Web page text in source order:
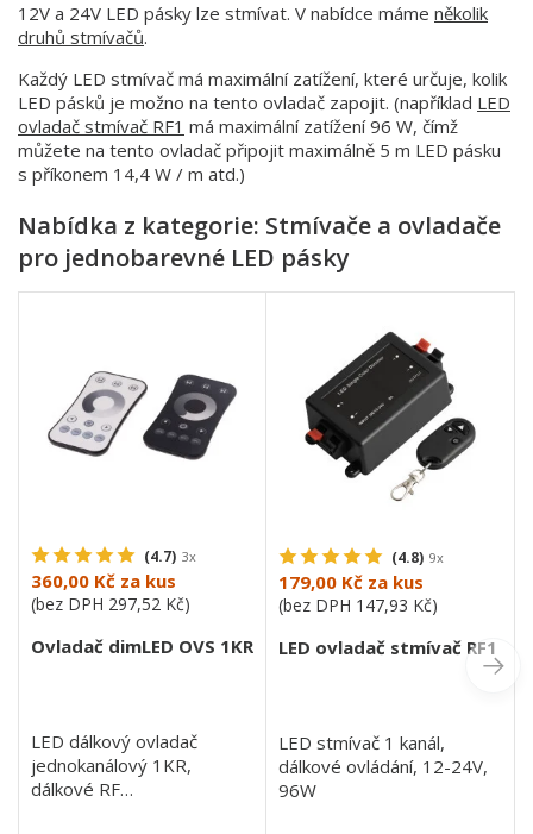
12V a 24V LED pásky lze stmívat. V nabídce máme několik
druhů stmívačů.
Každý LED stmívač má maximální zatížení, které určuje, kolik
LED pásků je možno na tento ovladač zapojit. (například LED
ovladač stmívač RF1 má maximální zatížení 96 W, čímž
můžete na tento ovladač připojit maximálně 5 m LED pásku
s příkonem 14,4 W / m atd.)
Nabídka z kategorie: Stmívače a ovladače
pro jednobarevné LED pásky
(4.7) 3x
360,00 Kč za kus
(bez DPH 297,52 Kč)
Ovladač dimLED OVS 1KR
LED dálkový ovladač
jednokanálový 1KR,
dálkové RF
(4.8) 9x
179,00 Kč za kus
(bez DPH 147,93 Kč)
LED ovladač stmívač RF1
LED stmívač 1 kanál,
dálkové ovládání, 12-24V,
96W